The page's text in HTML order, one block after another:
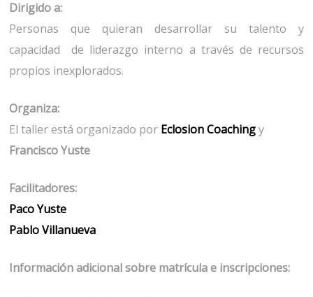
Dirigido a:
Personas que quieran desarrollar su talento y
capacidad de liderazgo interno a través de recursos
propios inexplorados.
Organiza:
El taller está organizado por Eclosion Coaching y
Francisco Yuste
Facilitadores:
Paco Yuste
Pablo Villanueva
Información adicional sobre matrícula e inscripciones: